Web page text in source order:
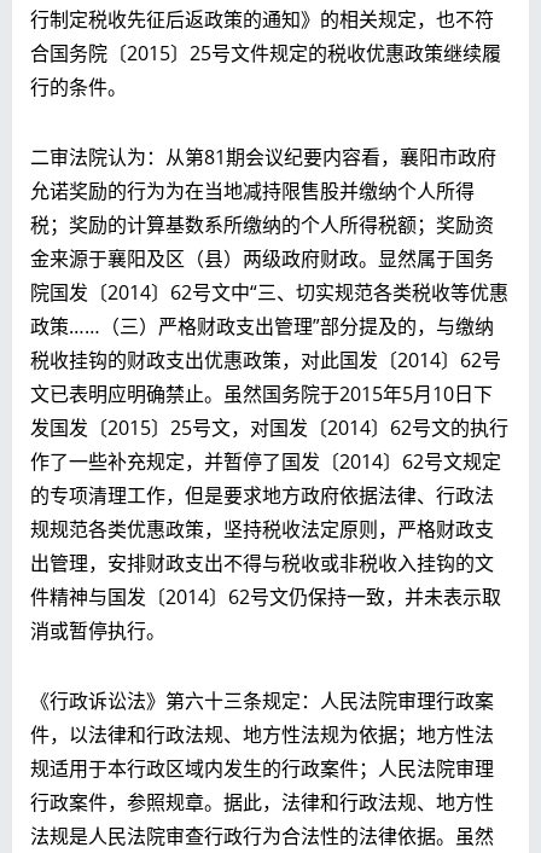
行制定税收先征后返政策的通知》的相关规定，也不符
合国务院〔2015〕25号文件规定的税收优惠政策继续履
行的条件。
二审法院认为：从第81期会议纪要内容看，襄阳市政府
允诺奖励的行为为在当地减持限售股并缴纳个人所得
税；奖励的计算基数系所缴纳的个人所得税额；奖励资
金来源于襄阳及区（县）两级政府财政。显然属于国务
院国发〔2014〕62号文中“三、切实规范各类税收等优惠
政策……（三）严格财政支出管理”部分提及的，与缴纳
税收挂钩的财政支出优惠政策，对此国发〔2014〕62号
文已表明应明确禁止。虽然国务院于2015年5月10日下
发国发〔2015〕25号文，对国发〔2014〕62号文的执行
作了一些补充规定，并暂停了国发〔2014〕62号文规定
的专项清理工作，但是要求地方政府依据法律、行政法
规规范各类优惠政策，坚持税收法定原则，严格财政支
出管理，安排财政支出不得与税收或非税收入挂钩的文
件精神与国发〔2014〕62号文仍保持一致，并未表示取
消或暂停执行。
《行政诉讼法》第六十三条规定：人民法院审理行政案
件，以法律和行政法规、地方性法规为依据；地方性法
规适用于本行政区域内发生的行政案件；人民法院审理
行政案件，参照规章。据此，法律和行政法规、地方性
法规是人民法院审查行政行为合法性的法律依据。虽然